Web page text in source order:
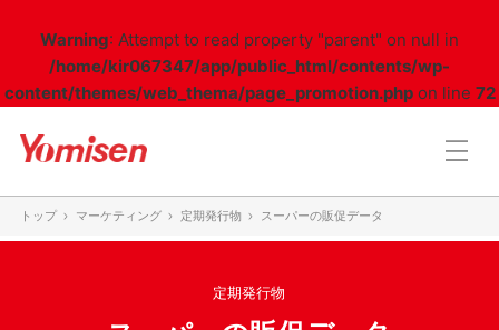
Warning: Attempt to read property "parent" on null in
/home/kir067347/app/public_html/contents/wp-
content/themes/web_thema/page_promotion.phpon line 72
トップ マーケティング 定期発行物 スーパーの販促データ
定期発行物